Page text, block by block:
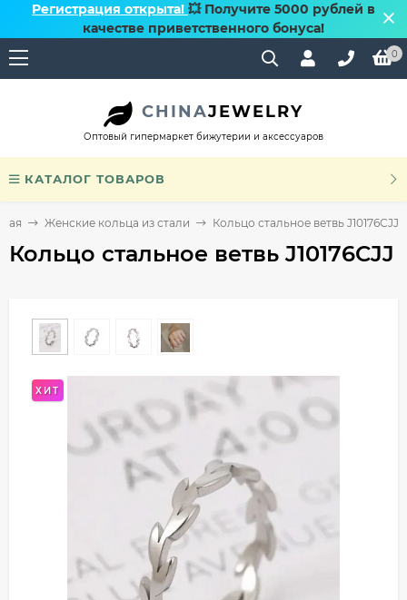
Регистрация открыта! 💥 Получите 5000 рублей в
качестве приветственного бонуса!
0
CHINAJEWELRY
Оптовый гипермаркет бижутерии и аксессуаров
КАТАЛОГ ТОВАРОВ
Женские кольца из стали Кольцо стальное ветвь J10176CJJ
Кольцо стальное ветвь J10176CJJ
ХИТ